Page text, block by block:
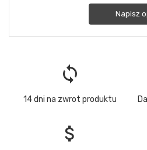
Napisz
loop
14 dni na zwrot produktu
attach_money